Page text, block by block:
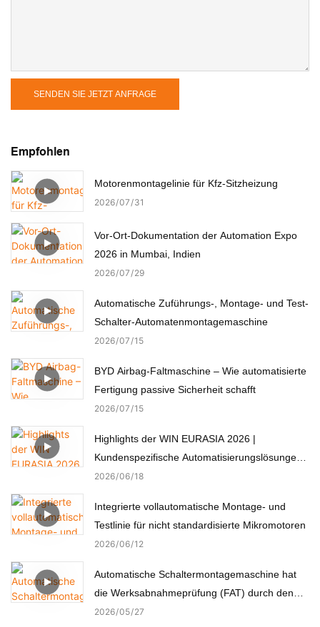
SENDEN SIE JETZT ANFRAGE
Empfohlen
Motorenmontagelinie für Kfz-Sitzheizung
2026 07 31
Vor-Ort-Dokumentation der Automation Expo
2026 in Mumbai, Indien
2026 07 29
Automatische Zuführungs-, Montage- und Test-
Schalter-Automatenmontagemaschine
2026 07 15
BYD Airbag-Faltmaschine – Wie automatisierte
Fertigung passive Sicherheit schafft
2026 07 15
Highlights der WIN EURASIA 2026 |
Kundenspezifische Automatisierungslösungen
für Elektronik, Automobil, Medizin und Motoren
2026 06 18
Integrierte vollautomatische Montage- und
Testlinie für nicht standardisierte Mikromotoren
2026 06 12
Automatische Schaltermontagemaschine hat
die Werksabnahmeprüfung (FAT) durch den
türkischen Kunden erfolgreich bestanden.
2026 05 27